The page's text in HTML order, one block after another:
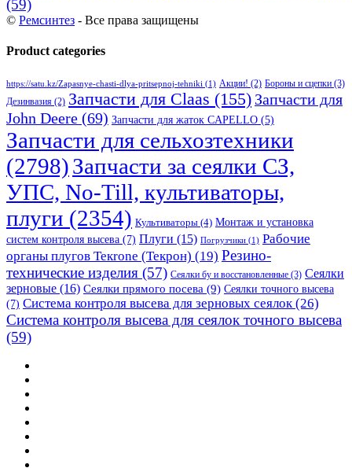
(59)
© Ремсинтез - Все права защищены
Product categories
https://satu.kz/Zapasnye-chasti-dlya-pritsepnoj-tehniki (1) Акции! (2) Бороны и сцепки (3)
Дезинвазия (2) Запчасти для Claas (155) Запчасти для
John Deere (69) Запчасти для жаток CAPELLO (5)
Запчасти для сельхозтехники
(2798)Запчасти за сеялки СЗ,
УПС, No-Till, культиваторы,
плуги (2354) Культиваторы (4) Монтаж и установка
систем контроля высева (7) Плуги (15) Погрузчики (1) Рабочие
органы плугов Текrоne (Текрон) (19) Резино-
технические изделия (57) Сеялки бу и восстановленные (3) Сеялки
зерновые (16) Сеялки прямого посева (9) Сеялки точного высева
(7) Система контроля высева для зерновых сеялок (26)
Система контроля высева для сеялок точного высева
(59)